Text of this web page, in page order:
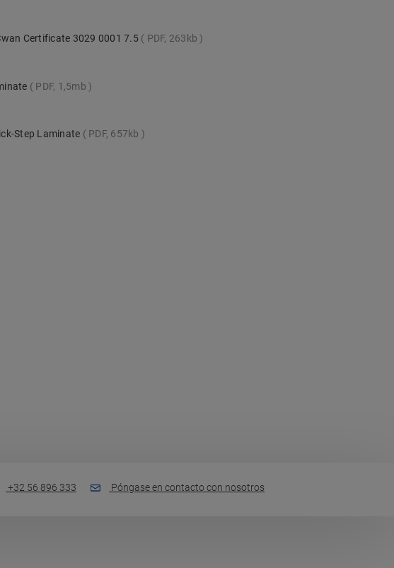
Certificate 3029 0001 7.5 PDF, 263kb
PDF, 1,5mb
Step Laminate PDF, 657kb
+32 56 896 333 Póngase en contacto con nosotros